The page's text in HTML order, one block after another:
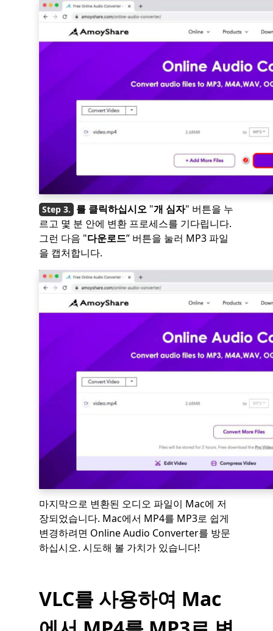
를 클릭하십시오 "개 심자" 버튼을 누
르고 몇 분 안에 변환 프로세스를 기다립니다.
그런 다음 "다운로드” 버튼을 눌러 MP3 파일
을 캡처합니다.
마지막으로 변환된 오디오 파일이 Mac에 저
장되었습니다. Mac에서 MP4를 MP3로 쉽게
변경하려면 Online Audio Converter를 방문
하십시오. 시도해 볼 가치가 있습니다!
VLC를 사용하여 Mac